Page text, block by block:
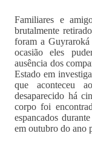
Familiares e
brutalmente
foram a
ocasião eles
ausência dos
Estado em
que aconteceu
desaparecido há
corpo foi
espancados
em outubro do ano